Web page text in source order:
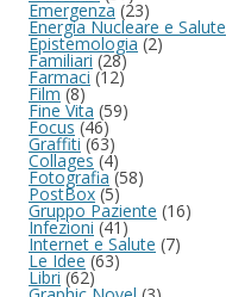
Emergenza (23)
Energia Nucleare e Salute
Epistemologia(2)
Familiari(28)
Farmaci(12)
Film(8)
Fine Vita (59)
Focus(46)
Graffiti(63)
Collages (4)
Fotografia (58)
PostBox(5)
Gruppo Paziente (16)
Infezioni(41)
Internet e Salute (7)
Le Idee(63)
Libri(62)